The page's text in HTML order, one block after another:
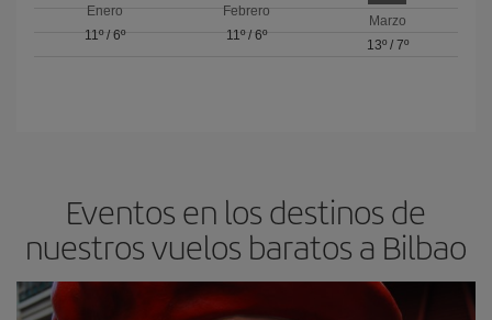
Enero
11º/ 6º
Febrero
11º/ 6º
Marzo
13º/ 7º
Eventos en los destinos de
nuestros vuelos baratos a Bilbao